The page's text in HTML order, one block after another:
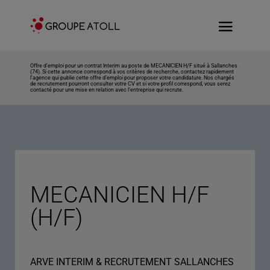
Offre d’emploi pour un contrat Interim au poste de MECANICIEN H/F situé à Sallanches
(74). Si cette annonce correspond à vos critères de recherche, contactez rapidement
l’agence qui publie cette offre d’emploi pour proposer votre candidature. Nos chargés
de recrutement pourront consulter votre CV et si votre profil correspond, vous serez
contacté pour une mise en relation avec l’entreprise qui recrute.
MECANICIEN H/F
(H/F)
ARVE INTERIM & RECRUTEMENT SALLANCHES